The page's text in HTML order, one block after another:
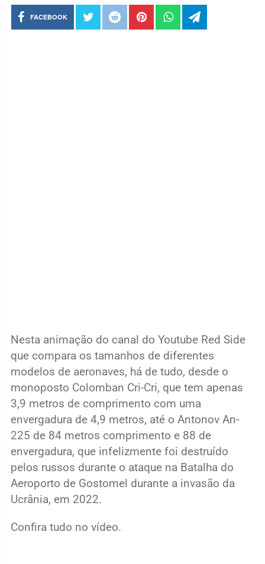
FACEBOOK
Nesta animação do canal do Youtube Red Side
que compara os tamanhos de diferentes
modelos de aeronaves, há de tudo, desde o
monoposto Colomban Cri-Cri, que tem apenas
3,9 metros de comprimento com uma
envergadura de 4,9 metros, até o Antonov An-
225 de 84 metros comprimento e 88 de
envergadura, que infelizmente foi destruído
pelos russos durante o ataque na Batalha do
Aeroporto de Gostomel durante a invasão da
Ucrânia, em 2022.
Confira tudo no vídeo.